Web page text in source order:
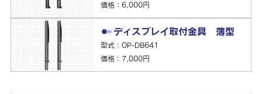
価格：6,000円
ディスプレイ取付金具 薄型
型式：OP-DB641
価格：7,000円